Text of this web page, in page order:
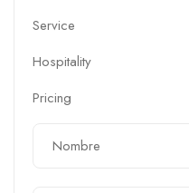
Service
Hospitality
Pricing